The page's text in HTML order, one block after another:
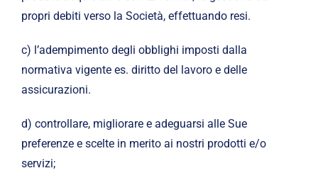
propri debiti verso la Società, effettuando resi.
c) l’adempimento degli obblighi imposti dalla
normativa vigente es. diritto del lavoro e delle
assicurazioni.
d) controllare, migliorare e adeguarsi alle Sue
preferenze e scelte in merito ai nostri prodotti e/o
servizi;